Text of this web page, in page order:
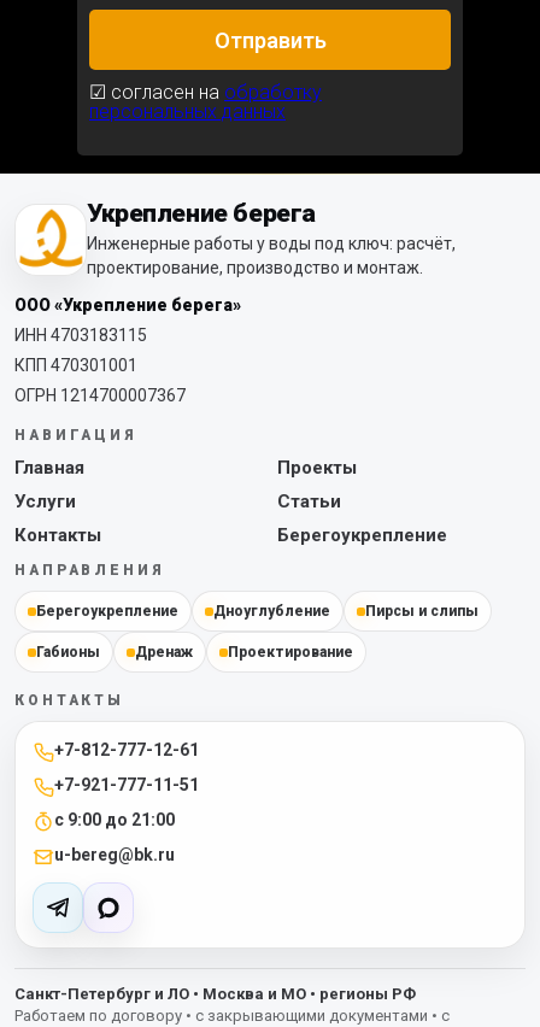
Отправить
☑ согласен на обработку
персональных данных
Укрепление берега
Инженерные работы у воды под ключ: расчёт,
проектирование, производство и монтаж.
ООО «Укрепление берега»
ИНН 4703183115
КПП 470301001
ОГРН 1214700007367
НАВИГАЦИЯ
Главная
Проекты
Услуги
Статьи
Контакты
Берегоукрепление
НАПРАВЛЕНИЯ
Берегоукрепление Дноуглубление Пирсы и слипы
Габионы Дренаж Проектирование
КОНТАКТЫ
+7-812-777-12-61
+7-921-777-11-51
с 9:00 до 21:00
u-bereg@bk.ru
Санкт-Петербург и ЛО • Москва и МО • регионы РФ
Работаем по договору • с закрывающими документами • с